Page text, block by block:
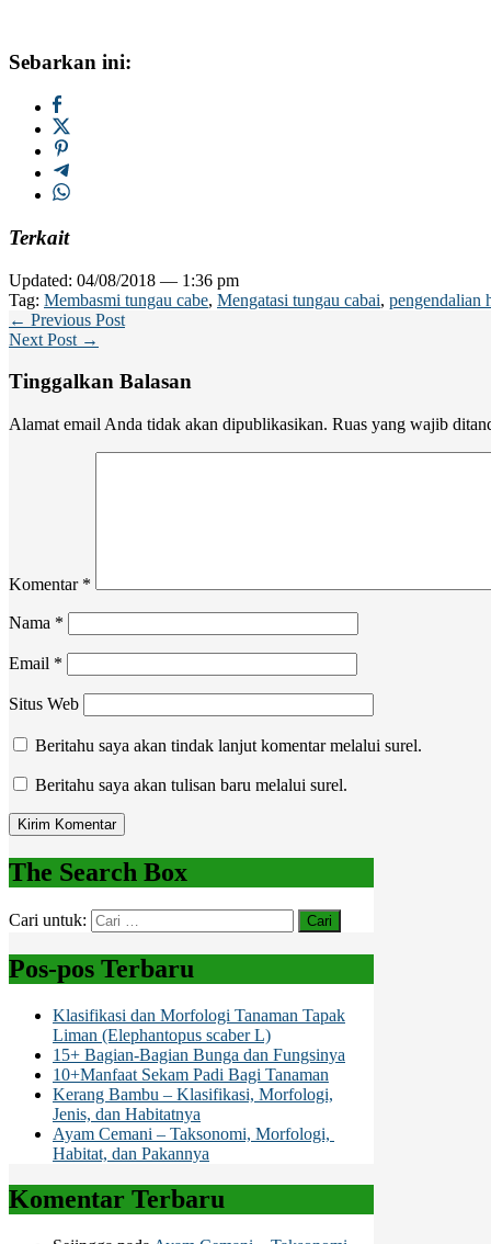
Sebarkan ini:
Terkait
Updated: 04/08/2018 — 1:36 pm
Tag: Membasmi tungau cabe, Mengatasi tungau cabai, pengendalian
← Previous Post
Next Post →
Tinggalkan Balasan
Alamat email Anda tidak akan dipublikasikan. Ruas yang wajib
Komentar *
Nama *
Email *
Situs Web
Beritahu saya akan tindak lanjut komentar melalui surel.
Beritahu saya akan tulisan baru melalui surel.
The Search Box
Cari untuk:
Pos-pos Terbaru
Klasifikasi dan Morfologi Tanaman Tapak
Liman (Elephantopus scaber L)
15+ Bagian-Bagian Bunga dan Fungsinya
10+Manfaat Sekam Padi Bagi Tanaman
Kerang Bambu – Klasifikasi, Morfologi,
Jenis, dan Habitatnya
Ayam Cemani – Taksonomi, Morfologi,
Habitat, dan Pakannya
Komentar Terbaru